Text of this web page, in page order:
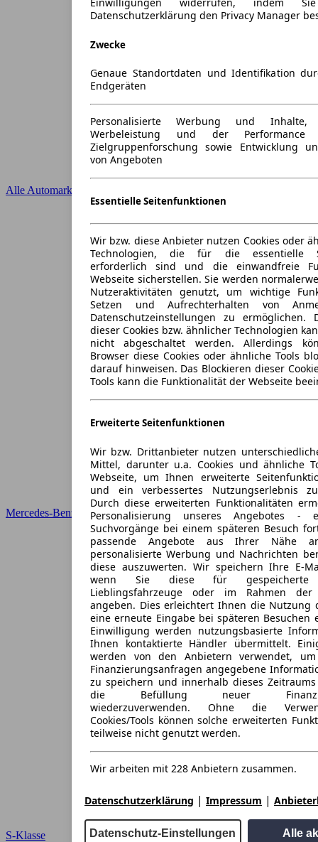
Einwilligungen widerrufen, indem
Datenschutzerklärung den Privacy Manager
Zwecke
Genaue Standortdaten und Identifikation
Endgeräten
Personalisierte Werbung und Inhalte,
Werbeleistung und der
Zielgruppenforschung sowie Entwicklung
von Angeboten
Essentielle Seitenfunktionen
Wir bzw. diese Anbieter nutzen Cookies oder
Technologien, die für die essentielle
erforderlich sind und die einwandfreie
Webseite sicherstellen. Sie werden
Nutzeraktivitäten genutzt, um wichtige
Setzen und Aufrechterhalten von
Datenschutzeinstellungen zu ermöglichen.
dieser Cookies bzw. ähnlicher Technologien
nicht abgeschaltet werden. Allerdings
Browser diese Cookies oder ähnliche Tools
darauf hinweisen. Das Blockieren dieser
Tools kann die Funktionalität der Webseite
Erweiterte Seitenfunktionen
Wir bzw. Drittanbieter nutzen
Mittel, darunter u.a. Cookies und ähnliche
Webseite, um Ihnen erweiterte
und ein verbessertes Nutzungserlebnis
Durch diese erweiterten Funktionalitäten
Personalisierung unseres Angebotes
Suchvorgänge bei einem späteren Besuch
passende Angebote aus Ihrer Nähe
personalisierte Werbung und Nachrichten
diese auszuwerten. Wir speichern Ihre E-
wenn Sie diese für gespeicherte
Lieblingsfahrzeuge oder im Rahmen der
angeben. Dies erleichtert Ihnen die Nutzung
eine erneute Eingabe bei späteren
Einwilligung werden nutzungsbasierte
Ihnen kontaktierte Händler übermittelt.
werden von den Anbietern verwendet,
Finanzierungsanfragen angegebene
zu speichern und innerhalb dieses
die Befüllung neuer
wiederzuverwenden. Ohne die
Cookies/Tools können solche erweiterten
teilweise nicht genutzt werden.
Wir arbeiten mit 228 Anbietern zusammen.
Datenschutzerklärung | Impressum |
Datenschutz-Einstellungen Alle
Alle Automarken
Mercedes-Benz
S-Klasse